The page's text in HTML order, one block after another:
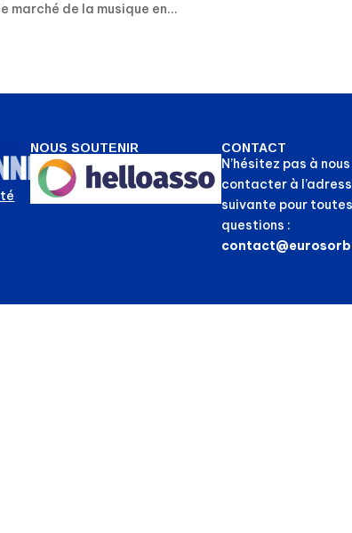
marché de la musique en...
NOUS SOUTENIR CONTACT
N’hésitez pas à nous
contacter à
suivante pour toutes
questions :